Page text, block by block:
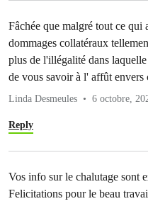
Fâchée que malgré tout ce qui
dommages collatéraux
plus de l'illégalité dans
de vous savoir à l' affût envers
Linda Desmeules 6 octobre,
Reply
Vos info sur le chalutage sont
Felicitations pour le beau